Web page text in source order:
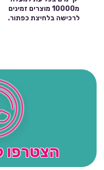
מ10000 מוצרים זמינים
לרכישה בלחיצת כפתור.
הצטרפו